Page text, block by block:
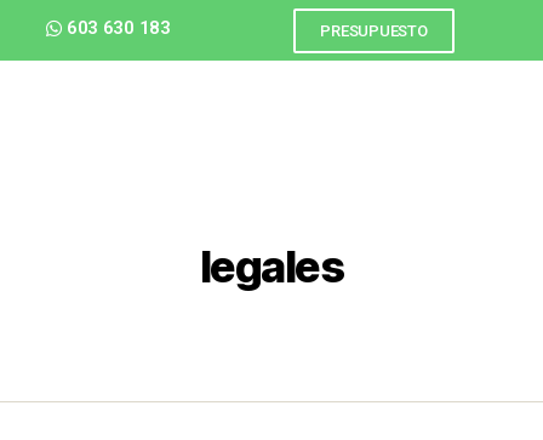
603 630 183 PRESUPUESTO
legales